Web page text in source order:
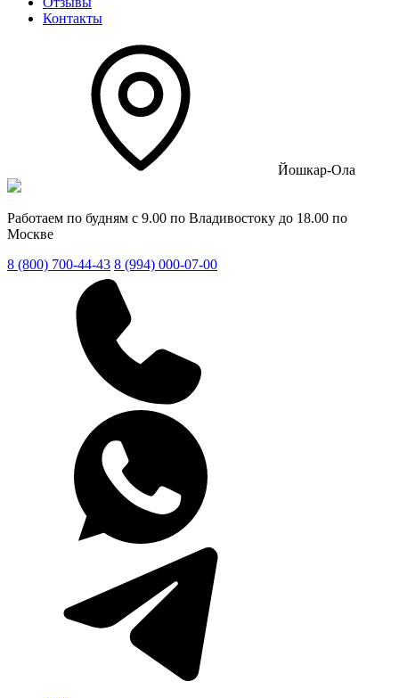
Контакты
Йошкар-Ола
Работаем по будням с 9.00 по Владивостоку до 18.00 по
Москве
8 (800) 700-44-43 8 (994) 000-07-00